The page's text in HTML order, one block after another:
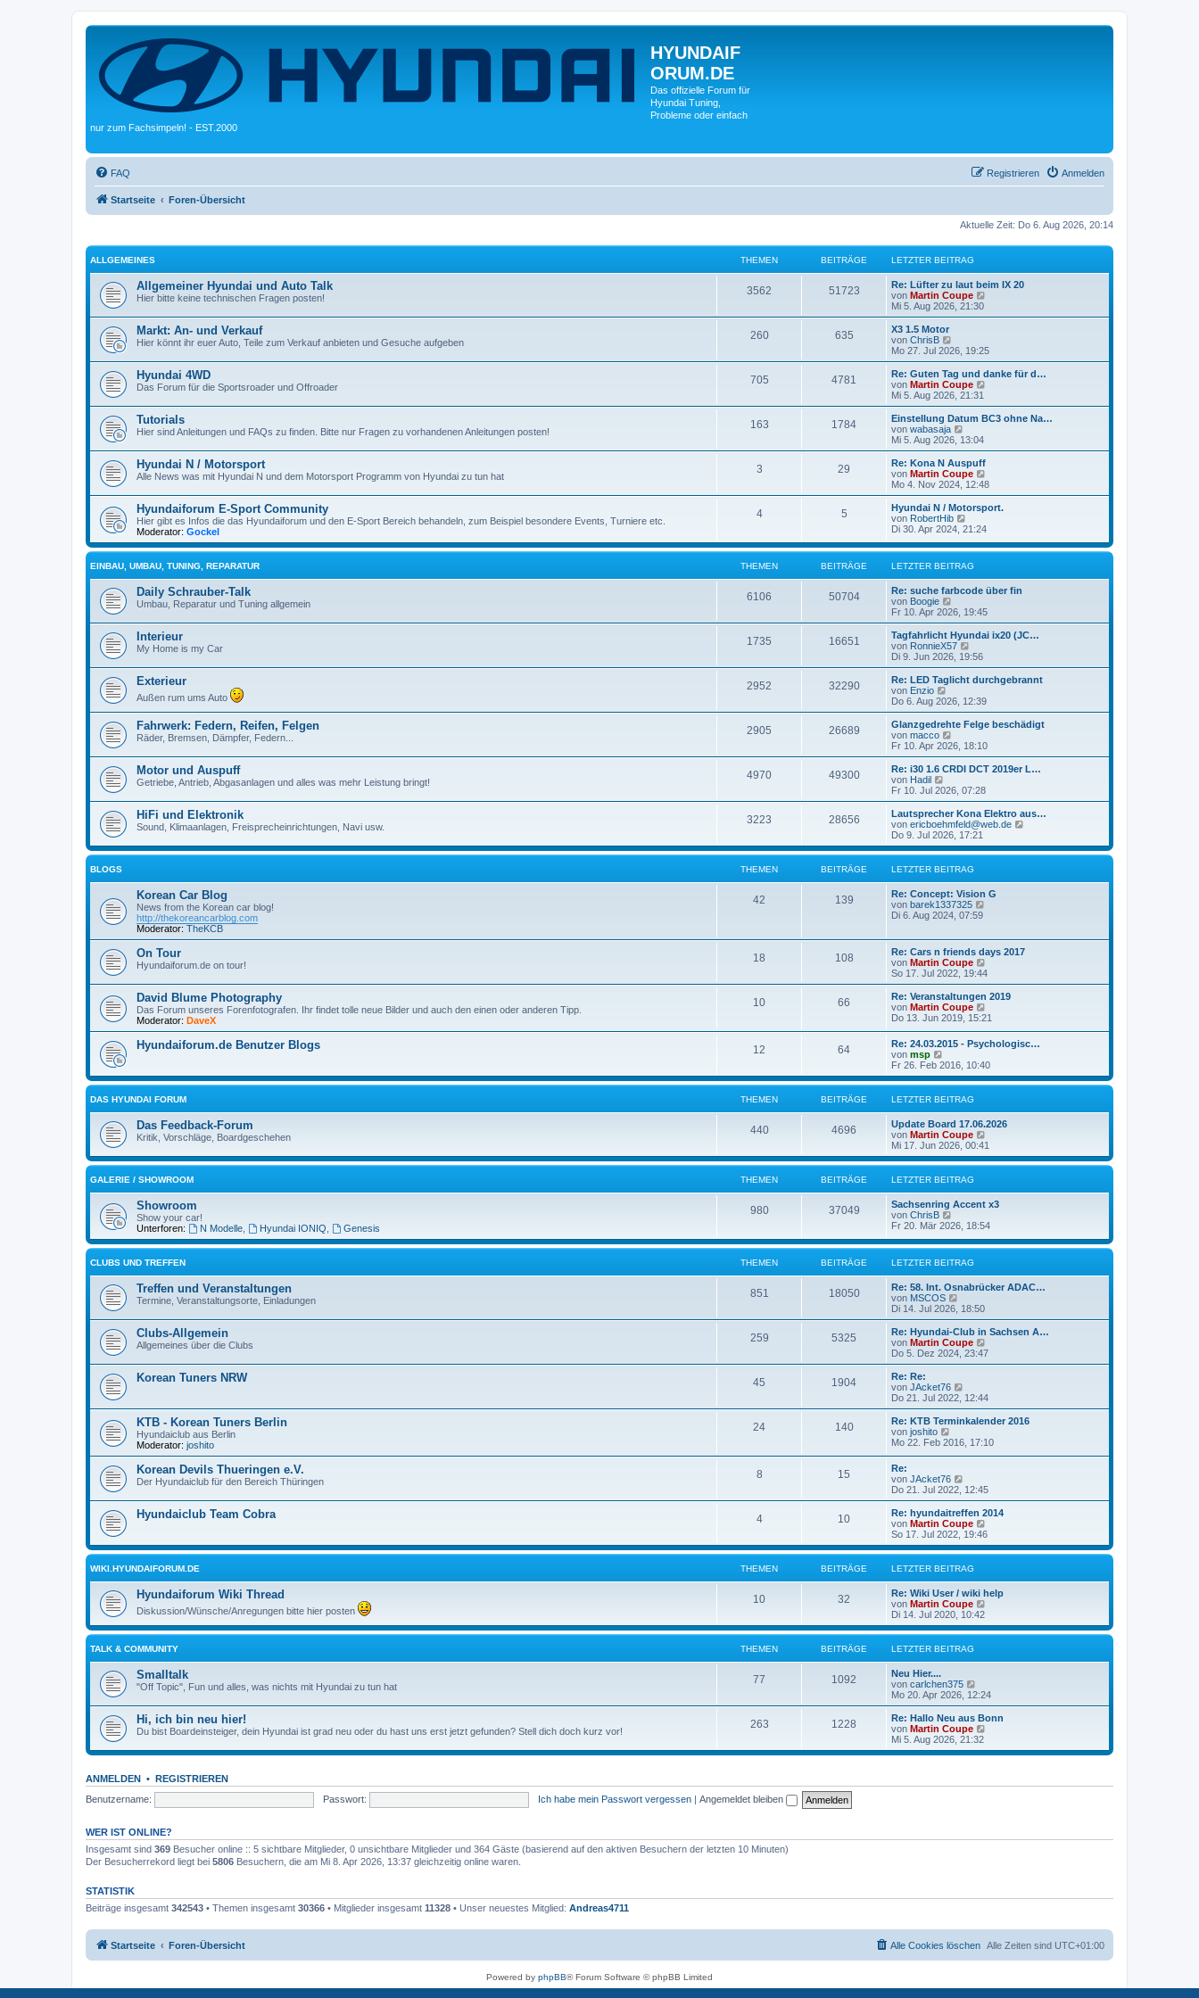
HYUNDAIF
ORUM.DE
Das offizielle Forum für
Hyundai Tuning,
Probleme oder einfach
nur zum Fachsimpeln! - EST.2000
FAQ Anmelden
Registrieren
Startseite Foren-Übersicht
Aktuelle Zeit: Do 6. Aug 2026, 20:14
ALLGEMEINES THEMEN BEITRÄGE LETZTER BEITRAG
Allgemeiner Hyundai und Auto Talk
Hier bitte keine technischen Fragen posten!
3562 51723
Re: Lüfter zu laut beim IX 20
von Martin Coupe
u
t
r
B
r
Mi 5. Aug 2026, 21:30
Markt: An- und Verkauf
Hier könnt ihr euer Auto, Teile zum Verkauf anbieten und Gesuche aufgeben
260 635
X3 1.5 Motor
von ChrisB
e
u
e
s
t
e
r
B
e
i
r
a
g
Mo 27. Jul 2026, 19:25
Hyundai 4WD
Das Forum für die Sportsroader und Offroader
705 4781
Re: Guten Tag und danke für d…
von Martin Coupe
u
e
e
i
r
g
Mi 5. Aug 2026, 21:31
Tutorials
Hier sind Anleitungen und FAQs zu finden. Bitte nur Fragen zu vorhandenen Anleitungen posten!
163 1784
Einstellung Datum BC3 ohne Na…
von wabasaja
e
u
e
s
t
r
B
e
i
t
r
a
g
Mi 5. Aug 2026, 13:04
Hyundai N / Motorsport
Alle News was mit Hyundai N und dem Motorsport Programm von Hyundai zu tun hat
3 29
Re: Kona N Auspuff
von Martin Coupe
e
u
e
r
i
t
a
g
Mo 4. Nov 2024, 12:48
Hyundaiforum E-Sport Community
Hier gibt es Infos die das Hyundaiforum und den E-Sport Bereich behandeln, zum Beispiel besondere Events, Turniere etc.
Moderator: Gockel
4 5
Hyundai N / Motorsport.
von RobertHib
e
e
t
e
r
e
i
t
r
a
g
Di 30. Apr 2024, 21:24
EINBAU, UMBAU, TUNING, REPARATUR THEMEN BEITRÄGE LETZTER BEITRAG
Daily Schrauber-Talk
Umbau, Reparatur und Tuning allgemein
6106 50704
Re: suche farbcode über fin
von Boogie
e
u
e
s
t
e
r
B
e
i
r
g
Fr 10. Apr 2026, 19:45
Interieur
My Home is my Car
1735 16651
Tagfahrlicht Hyundai ix20 (JC…
von RonnieX57
e
u
e
t
B
e
i
r
g
Di 9. Jun 2026, 19:56
Exterieur
Außen rum ums Auto
2952 32290
Re: LED Taglicht durchgebrannt
von Enzio
e
u
e
s
t
r
B
e
i
r
a
g
Do 6. Aug 2026, 12:39
Fahrwerk: Federn, Reifen, Felgen
Räder, Bremsen, Dämpfer, Federn...
2905 26689
Glanzgedrehte Felge beschädigt
von macco
e
u
e
t
e
B
e
i
t
a
g
Fr 10. Apr 2026, 18:10
Motor und Auspuff
Getriebe, Antrieb, Abgasanlagen und alles was mehr Leistung bringt!
4970 49300
Re: i30 1.6 CRDI DCT 2019er L…
von Hadil
e
u
e
s
t
r
B
e
i
t
r
a
Fr 10. Jul 2026, 07:28
HiFi und Elektronik
Sound, Klimaanlagen, Freisprecheinrichtungen, Navi usw.
3223 28656
Lautsprecher Kona Elektro aus…
von ericboehmfeld@web.de
u
e
t
r
Do 9. Jul 2026, 17:21
BLOGS THEMEN BEITRÄGE LETZTER BEITRAG
Korean Car Blog
News from the Korean car blog!
http://thekoreancarblog.com
Moderator: TheKCB
42 139
Re: Concept: Vision G
von barek1337325
t
e
r
B
e
t
r
a
Di 6. Aug 2024, 07:59
On Tour
Hyundaiforum.de on tour!
18 108
Re: Cars n friends days 2017
von Martin Coupe
e
u
e
t
r
B
i
t
r
g
So 17. Jul 2022, 19:44
David Blume Photography
Das Forum unseres Forenfotografen. Ihr findet tolle neue Bilder und auch den einen oder anderen Tipp.
Moderator: DaveX
10 66
Re: Veranstaltungen 2019
von Martin Coupe
e
e
s
t
e
r
i
t
a
g
Do 13. Jun 2019, 15:21
Hyundaiforum.de Benutzer Blogs 12 64
Re: 24.03.2015 - Psychologisc…
von msp
e
u
e
s
r
B
e
i
r
a
g
Fr 26. Feb 2016, 10:40
DAS HYUNDAI FORUM THEMEN BEITRÄGE LETZTER BEITRAG
Das Feedback-Forum
Kritik, Vorschläge, Boardgeschehen
440 4696
Update Board 17.06.2026
von Martin Coupe
e
u
e
r
e
i
t
g
Mi 17. Jun 2026, 00:41
GALERIE / SHOWROOM THEMEN BEITRÄGE LETZTER BEITRAG
Showroom
Show your car!
Unterforen:
N Modelle, Hyundai IONIQ Genesis
980 37049
Sachsenring Accent x3
von ChrisB
e
e
t
e
r
B
e
i
t
r
a
g
Fr 20. Mär 2026, 18:54
CLUBS UND TREFFEN THEMEN BEITRÄGE LETZTER BEITRAG
Treffen und Veranstaltungen
Termine, Veranstaltungsorte, Einladungen
851 18050
Re: 58. Int. Osnabrücker ADAC…
von MSCOS
e
u
e
s
e
B
e
i
r
g
Di 14. Jul 2026, 18:50
Clubs-Allgemein
Allgemeines über die Clubs
259 5325
Re: Hyundai-Club in Sachsen A…
von Martin Coupe
e
u
t
B
e
i
t
g
Do 5. Dez 2024, 23:47
Korean Tuners NRW 45 1904
Re: Re:
von JAcket76
e
u
e
t
e
r
i
t
r
a
g
Do 21. Jul 2022, 12:44
KTB - Korean Tuners Berlin
Hyundaiclub aus Berlin
Moderator: joshito
24 140
Re: KTB Terminkalender 2016
von joshito
e
s
t
e
B
e
i
t
r
a
g
Mo 22. Feb 2016, 17:10
Korean Devils Thueringen e.V.
Der Hyundaiclub für den Bereich Thüringen
8 15
Re:
von JAcket76
e
u
e
s
t
r
B
e
i
t
r
a
g
Do 21. Jul 2022, 12:45
Hyundaiclub Team Cobra 4 10
Re: hyundaitreffen 2014
von Martin Coupe
e
u
e
r
i
a
So 17. Jul 2022, 19:46
WIKI.HYUNDAIFORUM.DE THEMEN BEITRÄGE LETZTER BEITRAG
Hyundaiforum Wiki Thread
Diskussion/Wünsche/Anregungen bitte hier posten
10 32
Re: Wiki User / wiki help
von Martin Coupe
u
e
e
i
t
g
Di 14. Jul 2020, 10:42
TALK & COMMUNITY THEMEN BEITRÄGE LETZTER BEITRAG
Smalltalk
"Off Topic", Fun und alles, was nichts mit Hyundai zu tun hat
77 1092
Neu Hier....
von carlchen375
e
u
e
s
t
r
i
Mo 20. Apr 2026, 12:24
Hi, ich bin neu hier!
Du bist Boardeinsteiger, dein Hyundai ist grad neu oder du hast uns erst jetzt gefunden? Stell dich doch kurz vor!
263 1228
Re: Hallo Neu aus Bonn
von Martin Coupe
u
Mi 5. Aug 2026, 21:32
ANMELDEN • REGISTRIEREN
Benutzername:
Passwort: Ich habe mein Passwort vergessen | Angemeldet bleiben
WER IST ONLINE?
Insgesamt sind 369 Besucher online :: 5 sichtbare Mitglieder, 0 unsichtbare Mitglieder und 364 Gäste (basierend auf den aktiven Besuchern der letzten 10 Minuten)
Der Besucherrekord liegt bei 5806 Besuchern, die am Mi 8. Apr 2026, 13:37 gleichzeitig online waren.
STATISTIK
Beiträge insgesamt 342543 • Themen insgesamt 30366 • Mitglieder insgesamt 11328 • Unser neuestes Mitglied: Andreas4711
Startseite Foren-Übersicht Alle Zeiten sind UTC+01:00
Alle Cookies löschen
Powered by phpBB® Forum Software © phpBB Limited